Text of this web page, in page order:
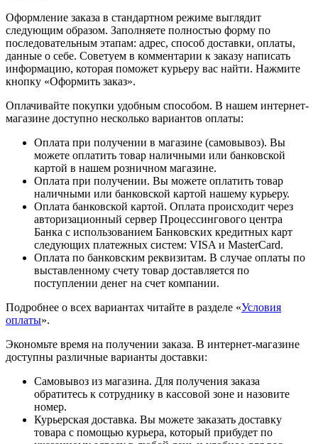
Оформление заказа в стандартном режиме выглядит
следующим образом. Заполняете полностью форму по
последовательным этапам: адрес, способ доставки, оплаты,
данные о себе. Советуем в комментарии к заказу написать
информацию, которая поможет курьеру вас найти. Нажмите
кнопку «Оформить заказ».
Оплачивайте покупки удобным способом. В нашем интернет-
магазине доступно несколько вариантов оплаты:
Оплата при получении в магазине (самовывоз). Вы
можете оплатить товар наличными или банковской
картой в нашем розничном магазине.
Оплата при получении. Вы можете оплатить товар
наличными или банковской картой нашему курьеру.
Оплата банковской картой. Оплата происходит через
авторизационный сервер Процессингового центра
Банка с использованием Банковских кредитных карт
следующих платежных систем: VISA и MasterCard.
Оплата по банковским реквизитам. В случае оплаты по
выставленному счету товар доставляется по
поступлении денег на счет компании.
Подробнее о всех вариантах читайте в разделе «Условия
оплаты».
Экономьте время на получении заказа. В интернет-магазине
доступны различные варианты доставки:
Самовывоз из магазина. Для получения заказа
обратитесь к сотруднику в кассовой зоне и назовите
номер.
Курьерская доставка. Вы можете заказать доставку
товара с помощью курьера, который прибудет по